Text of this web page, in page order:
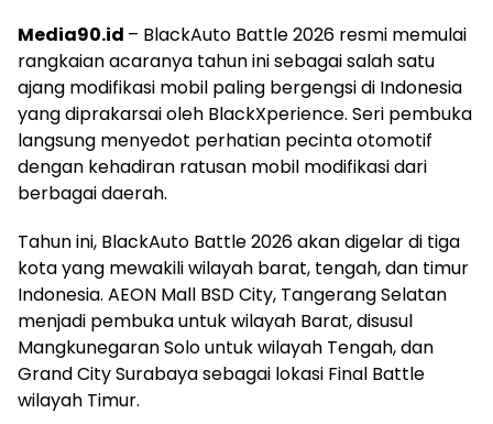
Media90.id – BlackAuto Battle 2026 resmi memulai
rangkaian acaranya tahun ini sebagai salah satu
ajang modifikasi mobil paling bergengsi di Indonesia
yang diprakarsai oleh BlackXperience. Seri pembuka
langsung menyedot perhatian pecinta otomotif
dengan kehadiran ratusan mobil modifikasi dari
berbagai daerah.
Tahun ini, BlackAuto Battle 2026 akan digelar di tiga
kota yang mewakili wilayah barat, tengah, dan timur
Indonesia. AEON Mall BSD City, Tangerang Selatan
menjadi pembuka untuk wilayah Barat, disusul
Mangkunegaran Solo untuk wilayah Tengah, dan
Grand City Surabaya sebagai lokasi Final Battle
wilayah Timur.